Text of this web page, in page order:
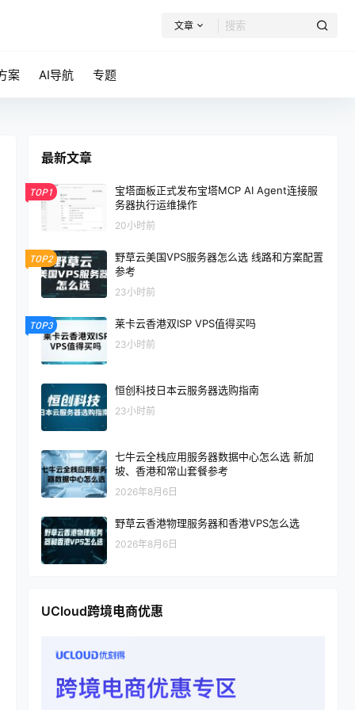
文章
案 AI导航 专题
最新文章
TOP1
宝塔面板正式发布宝塔MCP AI Agent连接服
务器执行运维操作
20小时前
TOP2
野草云美国VPS服务器怎么选 线路和方案配置
参考
23小时前
TOP3 莱卡云香港双ISP VPS值得买吗
23小时前
恒创科技日本云服务器选购指南
23小时前
七牛云全栈应用服务器数据中心怎么选 新加
坡、香港和常山套餐参考
2026年8月6日
野草云香港物理服务器和香港VPS怎么选
2026年8月6日
UCloud跨境电商优惠